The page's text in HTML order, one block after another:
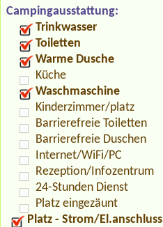
Campingausstattung:
Trinkwasser
Toiletten
Warme Dusche
Küche
Waschmaschine
Kinderzimmer/platz
Barrierefreie Toiletten
Barrierefreie Duschen
Internet/WiFi/PC
Rezeption/Infozentrum
24-Stunden Dienst
Platz eingezäunt
Platz - Strom/El.anschluss